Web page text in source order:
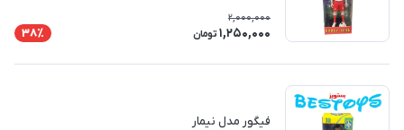
2,000,000
1,250,000 تومان 38٪
فیگور مدل نیمار